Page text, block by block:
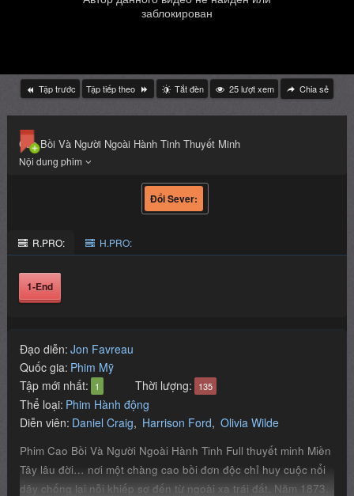
Tập trước Tập tiếp theo Tắt đèn 25lượt xem Chia sẻ
Cao Bồi Và Người Ngoài Hành Tinh Thuyết Minh
R.PRO: H.PRO:
1-End
Đạo diễn: Jon Favreau
Quốc gia: Phim Mỹ
Tập mới nhất:
1 Thời lượng: 135
Thể loại: Phim Hành động
Diễn viên: Daniel Craig Harrison Ford Olivia Wilde
Phim Cao Bồi Và Người Ngoài Hành Tinh Full thuyết minh Miền
Tây lâu đời… nơi một chàng cao bồi đơn độc chỉ huy cuộc nổi
dậy chống lại nỗi khiếp sợ đến từ ngoài xa trái đất. Năm 1873.